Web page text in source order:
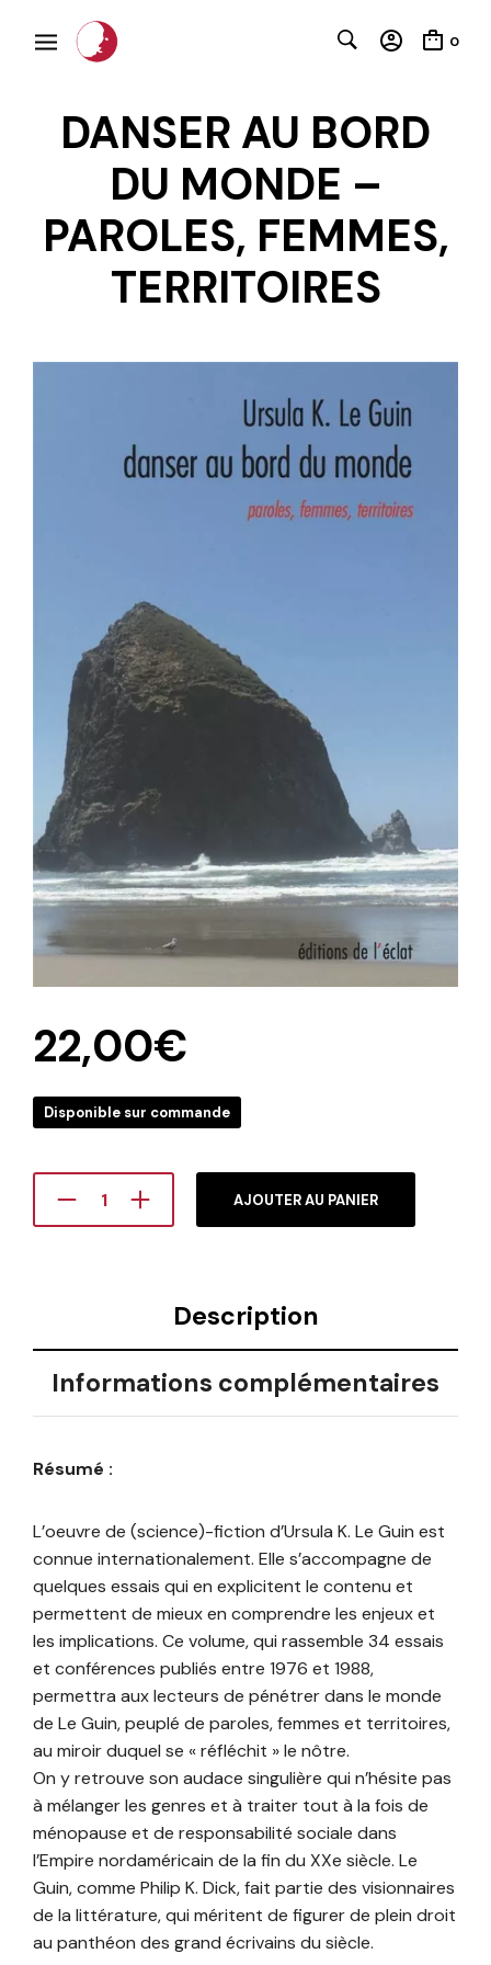
0
DANSER AU BORD
DU MONDE –
PAROLES, FEMMES,
TERRITOIRES
22,00€
Disponible sur commande
AJOUTER AU PANIER
Description
Informations complémentaires
Résumé :
L’oeuvre de (science)-fiction d’Ursula K. Le Guin est
connue internationalement. Elle s’accompagne de
quelques essais qui en explicitent le contenu et
permettent de mieux en comprendre les enjeux et
les implications. Ce volume, qui rassemble 34 essais
et conférences publiés entre 1976 et 1988,
permettra aux lecteurs de pénétrer dans le monde
de Le Guin, peuplé de paroles, femmes et territoires,
au miroir duquel se « réfléchit » le nôtre.
On y retrouve son audace singulière qui n’hésite pas
à mélanger les genres et à traiter tout à la fois de
ménopause et de responsabilité sociale dans
l’Empire nordaméricain de la fin du XXe siècle. Le
Guin, comme Philip K. Dick, fait partie des visionnaires
de la littérature, qui méritent de figurer de plein droit
au panthéon des grand écrivains du siècle.